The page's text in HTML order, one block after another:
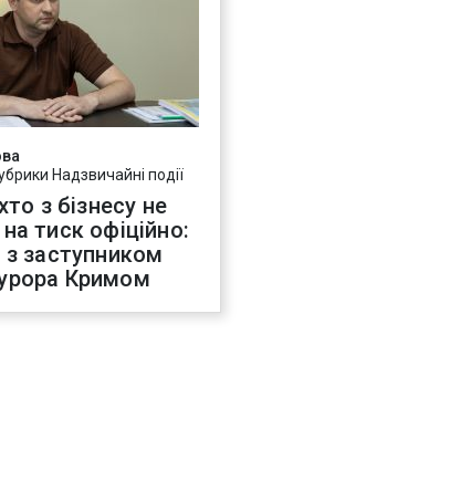
Надзвичайні події
з бізнесу не
тиск офіційно:
з заступником
Кримом